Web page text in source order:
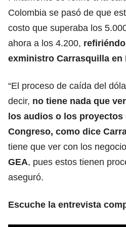
Colombia se pasó de que
costo que superaba los
ahora a los 4.200,
exministro Carrasquilla en
“El proceso de caída del
decir, no tiene nada que
los audios o los proyectos
Congreso, como dice
tiene que ver con los
GEA, pues estos tienen
aseguró.
Escuche la entrevista